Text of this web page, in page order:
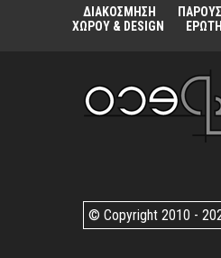
ΔΙΑΚΟΣΜΗΣΗ
ΧΩΡΟΥ & DESIGN
© Copyright 2010 -